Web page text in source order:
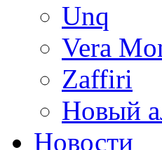
Unq
Vera
Zaffiri
Новый
Новости